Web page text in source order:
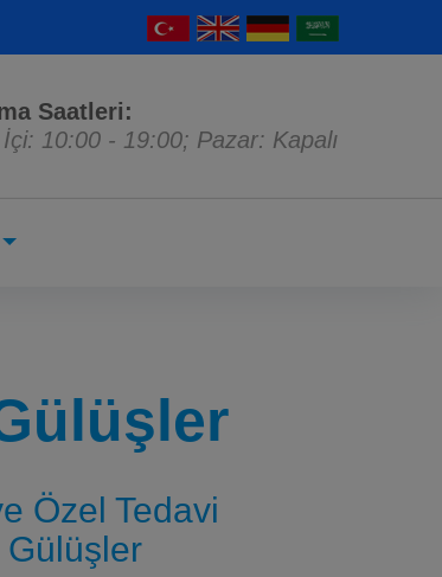
Saatleri:
10:00 - 19:00; Pazar: Kapalı
Özel Tedavi
Gülüşler